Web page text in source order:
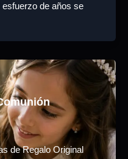
de años se
de Regalo Original